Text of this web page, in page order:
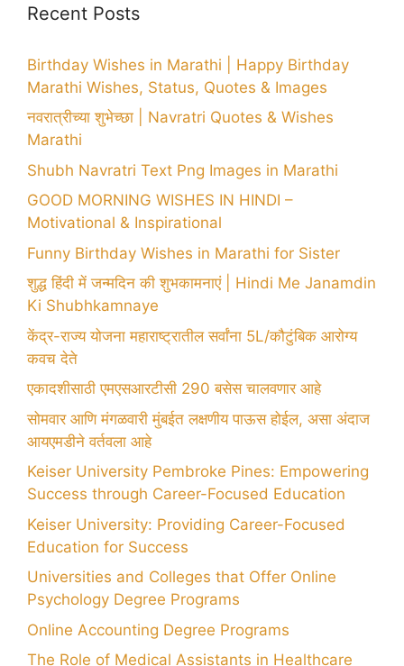
Recent Posts
Birthday Wishes in Marathi | Happy Birthday
Marathi Wishes, Status, Quotes & Images
नवरात्रीच्या शुभेच्छा | Navratri Quotes & Wishes
Marathi
Shubh Navratri Text Png Images in Marathi
GOOD MORNING WISHES IN HINDI –
Motivational & Inspirational
Funny Birthday Wishes in Marathi for Sister
शुद्ध हिंदी में जन्मदिन की शुभकामनाएं | Hindi Me Janamdin
Ki Shubhkamnaye
केंद्र-राज्य योजना महाराष्ट्रातील सर्वांना 5L/कौटुंबिक आरोग्य
कवच देते
एकादशीसाठी एमएसआरटीसी 290 बसेस चालवणार आहे
सोमवार आणि मंगळवारी मुंबईत लक्षणीय पाऊस होईल, असा अंदाज
आयएमडीने वर्तवला आहे
Keiser University Pembroke Pines: Empowering
Success through Career-Focused Education
Keiser University: Providing Career-Focused
Education for Success
Universities and Colleges that Offer Online
Psychology Degree Programs
Online Accounting Degree Programs
The Role of Medical Assistants in Healthcare